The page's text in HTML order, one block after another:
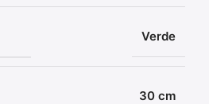
Verde
30 cm